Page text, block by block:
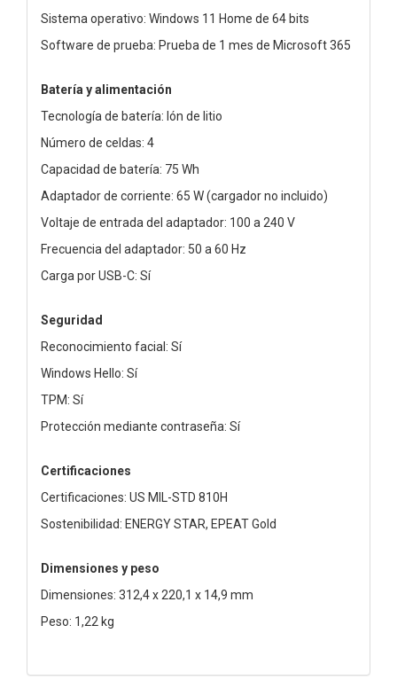
Sistema operativo: Windows 11 Home de 64 bits
Software de prueba: Prueba de 1 mes de Microsoft 365
Batería y alimentación
Tecnología de batería: Ión de litio
Número de celdas: 4
Capacidad de batería: 75 Wh
Adaptador de corriente: 65 W (cargador no incluido)
Voltaje de entrada del adaptador: 100 a 240 V
Frecuencia del adaptador: 50 a 60 Hz
Carga por USB-C: Sí
Seguridad
Reconocimiento facial: Sí
Windows Hello: Sí
TPM: Sí
Protección mediante contraseña: Sí
Certificaciones
Certificaciones: US MIL-STD 810H
Sostenibilidad: ENERGY STAR, EPEAT Gold
Dimensiones y peso
Dimensiones: 312,4 x 220,1 x 14,9 mm
Peso: 1,22 kg